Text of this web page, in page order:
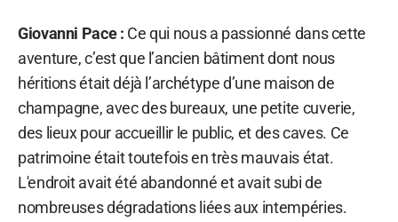
Giovanni Pace : Ce qui nous a passionné dans cette
aventure, c’est que l’ancien bâtiment dont nous
héritions était déjà l’archétype d’une maison de
champagne, avec des bureaux, une petite cuverie,
des lieux pour accueillir le public, et des caves. Ce
patrimoine était toutefois en très mauvais état.
L'endroit avait été abandonné et avait subi de
nombreuses dégradations liées aux intempéries.